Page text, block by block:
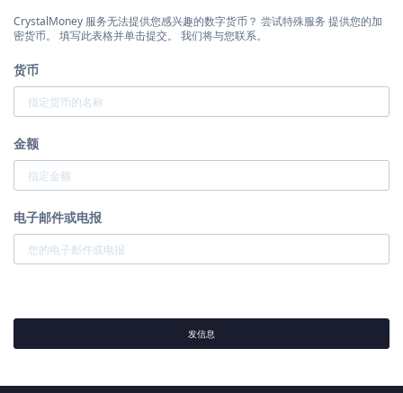
CrystalMoney 服务无法提供您感兴趣的数字货币？ 尝试特殊服务 提供您的加
密货币。 填写此表格并单击提交。 我们将与您联系。
货币
金额
电子邮件或电报
发信息